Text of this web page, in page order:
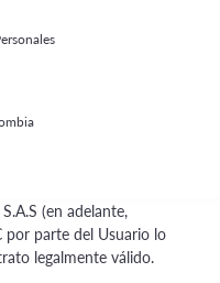
Condiciones.
Uso (en adelante, los
– derechos y
persona física (en
prestados por
a través del sitio web
(en adelante,
por parte del Usuario lo
legalmente válido.